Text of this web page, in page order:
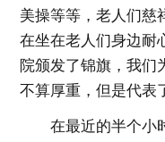
美操等等，老人们慈
在坐在老人们身边耐
院颁发了锦旗，我们
不算厚重，但是代表
在最近的半个小时